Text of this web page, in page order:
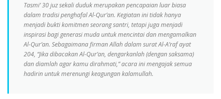
Tasmi’ 30 juz sekali duduk merupakan pencapaian luar biasa
dalam tradisi penghafal Al-Qur’an. Kegiatan ini tidak hanya
menjadi bukti komitmen seorang santri, tetapi juga menjadi
inspirasi bagi generasi muda untuk mencintai dan mengamalkan
Al-Qur’an. Sebagaimana firman Allah dalam surat Al-A’raf ayat
204, “Jika dibacakan Al-Qur’an, dengarkanlah (dengan saksama)
dan diamlah agar kamu dirahmati,” acara ini mengajak semua
hadirin untuk merenungi keagungan kalamullah.